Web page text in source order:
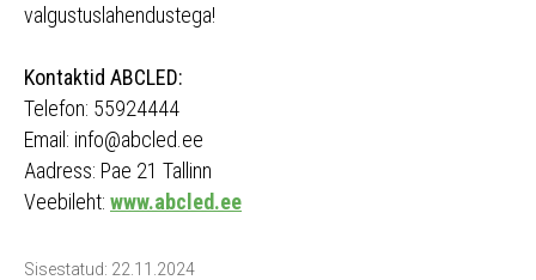
valgustuslahendustega!
Kontaktid ABCLED:
Telefon: 55924444
Email: info@abcled.ee
Aadress: Pae 21 Tallinn
Veebileht: www.abcled.ee
Sisestatud: 22.11.2024